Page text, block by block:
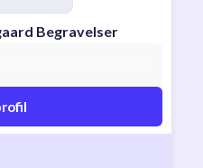
Begravelser